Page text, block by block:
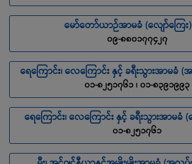
မော်တော်ယာဉ်အာမခံ (လျော်ကြေး
၀၉-၈၈၀၁၇၇၄၂၇
ရေကြောင်း၊ လေကြောင်း နှင့် ခရီးသွားအာမ
၀၁-၈၂၅၁၇၆၁ ၊ ၀၁-၈၃၉၁၉၉၃
ရေကြောင်း၊ လေကြောင်း နှင့် ခရီးသွားအာမခံ (
၀၁-၈၂၅၁၇၆၁